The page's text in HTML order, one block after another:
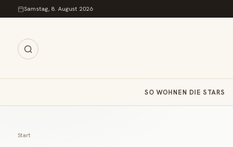
Zum Inhalt springen
Samstag, 8. August 2026
SO WOHNEN DIE STARS
Start